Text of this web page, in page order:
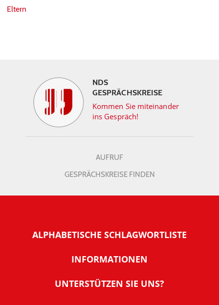
Eltern
NDS
GESPRÄCHSKREISE
Kommen Sie miteinander
ins Gespräch!
AUFRUF
GESPRÄCHSKREISE FINDEN
ALPHABETISCHE SCHLAGWORTLISTE
INFORMATIONEN
Warum NachDenkSeiten
UNTERSTÜTZEN SIE UNS?